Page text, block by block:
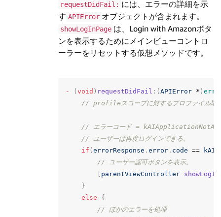
requestDidFail: には、エラーの詳細を示
す APIError オブジェクトが含まれます。
showLogInPage は、Login with Amazonボタ
ンを表示するためにメインビューコントロ
ーラーをリセットする仮想メソッドです。
- ( void ) requestDidFail :( APIError * )
// profileスコープに対するプロファイル取得
// エラーコード =
// ユーザーは再度ログインできる。
if ( errorResponse . error . code ==
// ユーザー認可ボタンを表示。
parentViewController
}
else
{
// ほかのエラーを処理